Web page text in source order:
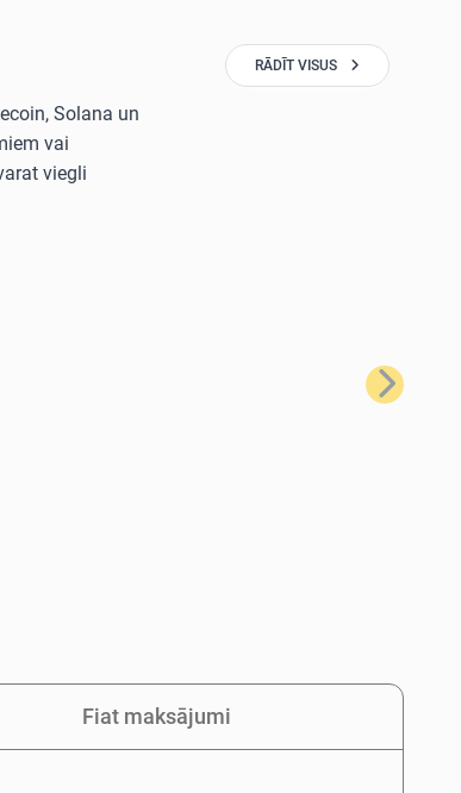
Solana un
vai
viegli
RĀDĪT VISUS
Nākamais
Fiat maksājumi